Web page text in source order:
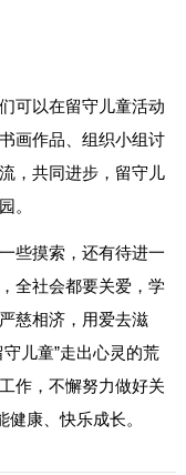
可以在留守儿童活动
画作品、组织小组讨
，共同进步，留守儿
。
些摸索，还有待进一
全社会都要关爱，学
慈相济，用爱去滋
儿童”走出心灵的荒
作，不懈努力做好关
康、快乐成长。